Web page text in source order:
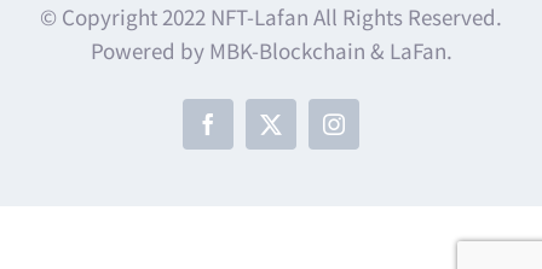
© Copyright 2022 NFT-Lafan All Rights Reserved.
Powered by MBK-Blockchain & LaFan.